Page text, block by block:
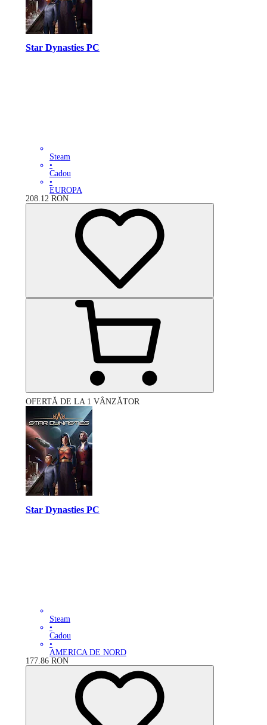
Star Dynasties PC
Steam
•
Cadou
•
EUROPA
208.12 RON
OFERTĂ DE LA 1 VÂNZĂTOR
Star Dynasties PC
Steam
•
Cadou
•
AMERICA DE NORD
177.86 RON